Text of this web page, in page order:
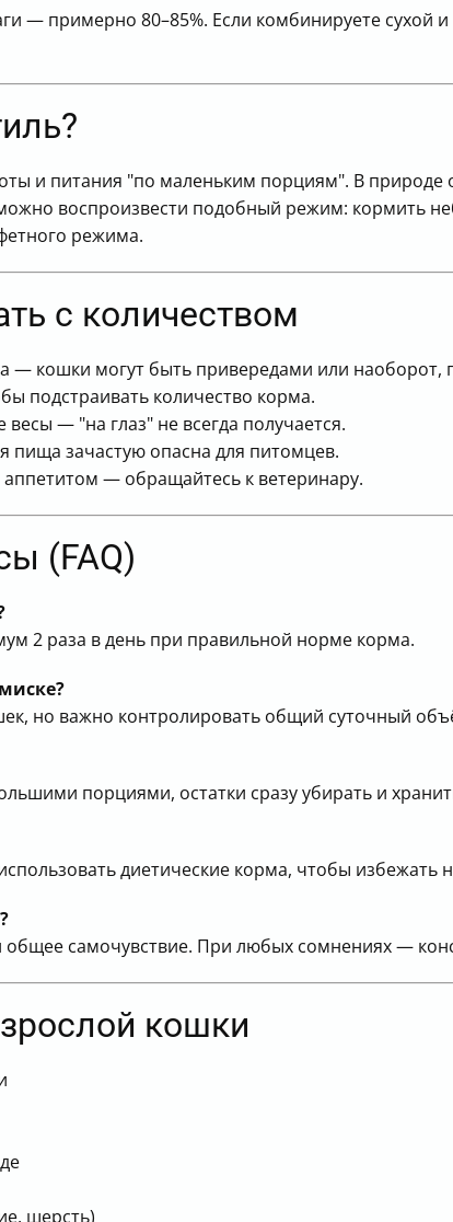
— примерно 80–85%. Если комбинируете сухой
и питания "по маленьким порциям". В природе
воспроизвести подобный режим: кормить
режима.
с количеством
— кошки могут быть привередами или наоборот,
подстраивать количество корма.
— "на глаз" не всегда получается.
пища зачастую опасна для питомцев.
— обращайтесь к ветеринару.
(FAQ)
2 раза в день при правильной норме корма.
но важно контролировать общий суточный
порциями, остатки сразу убирать и
диетические корма, чтобы избежать
самочувствие. При любых сомнениях —
кошки
шерсть)